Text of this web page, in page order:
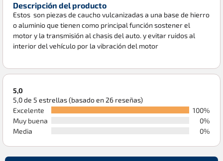
Descripción del producto
Estos son piezas de caucho vulcanizadas a una base de hierro
o aluminio que tienen como principal función sostener el
motor y la transmisión al chasis del auto. y evitar ruidos al
interior del vehículo por la vibración del motor
5,0
5,0 de 5 estrellas (basado en 26 reseñas)
Excelente
100%
Muy buena
0%
Media
0%